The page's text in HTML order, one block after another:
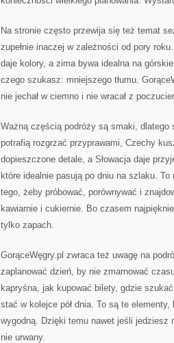
Na stronie często przewija się też temat
zupełnie inaczej w zależności od pory
daje kolory, a zima bywa idealna na
czego szukasz: mniejszego tłumu.
nie jechał w ciemno i nie wracał z
Ważną częścią podróży są smaki, dlatego
potrafią rozgrzać przyprawami, Czechy
dopieszczone detale, a Słowacja daje
które idealnie pasują po dniu na szlaku.
tego, żeby próbować, porównywać i
kawiarnie i cukiernie. Bo czasem
tylko zapach.
GorąceWęgry.pl zwraca też uwagę na
zaplanować dzień, by nie zmarnować
kapryśna, jak kupować bilety, gdzie
stać w kolejce pół dnia. To są te
wygodną. Dzięki temu nawet jeśli jedziesz
nie urwany.